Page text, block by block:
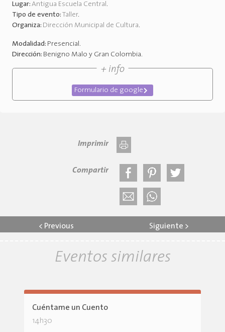
Lugar: Antigua Escuela Central.
Tipo de evento: Taller.
Organiza: Dirección Municipal de Cultura.
Modalidad: Presencial.
Dirección: Benigno Malo y Gran Colombia.
+ info
Formulario de google
Imprimir
Compartir
< Previous Siguiente >
Eventos similares
Cuéntame un Cuento
14h30